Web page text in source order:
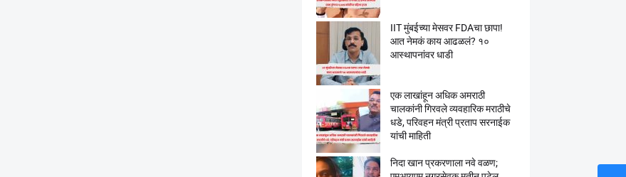
IIT मुंबईच्या मेसवर FDAचा छापा!
आत नेमकं काय आढळलं? १०
आस्थापनांवर धाडी
एक लाखांहून अधिक अमराठी
चालकांनी गिरवले व्यवहारिक मराठीचे
धडे, परिवहन मंत्री प्रताप सरनाईक
यांची माहिती
निदा खान प्रकरणाला नवे वळण;